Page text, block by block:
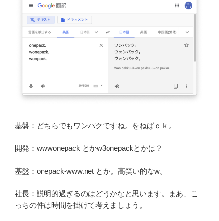
基盤：どちらでもワンパクですね。をねぱｃｋ。
開発：wwwonepack とかw3onepackとかは？
基盤：onepack-www.net とか。高笑い的なw。
社長：説明的過ぎるのはどうかなと思います。まあ、こ
っちの件は時間を掛けて考えましょう。